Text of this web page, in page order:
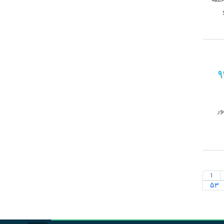
همکار در خصوص حج 93
1
53